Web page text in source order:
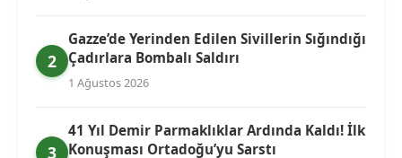
2
Gazze’de Yerinden Edilen Sivillerin Sığındığı
Çadırlara Bombalı Saldırı
1 Ağustos 2026
3
41 Yıl Demir Parmaklıklar Ardında Kaldı! İlk
Konuşması Ortadoğu’yu Sarstı